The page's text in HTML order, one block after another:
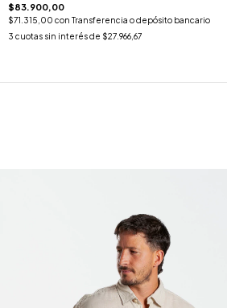
$83.900,00
$71.315,00 con Transferencia o depósito bancario
3 cuotas sin interés de $27.966,67